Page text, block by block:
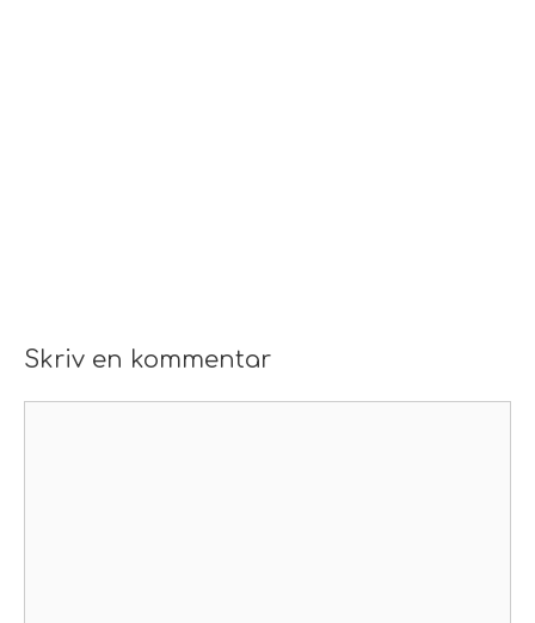
Skriv en kommentar